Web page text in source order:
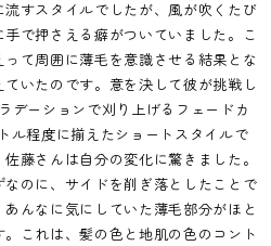
すスタイルでしたが、風が吹くたび
で押さえる癖がついていました。こ
て周囲に薄毛を意識させる結果とな
いたのです。意を決して彼が挑戦し
デーションで刈り上げるフェードカ
ル程度に揃えたショートスタイルで
藤さんは自分の変化に驚きました。
のに、サイドを削ぎ落としたことで
んなに気にしていた薄毛部分がほと
これは、髪の色と地肌の色のコント